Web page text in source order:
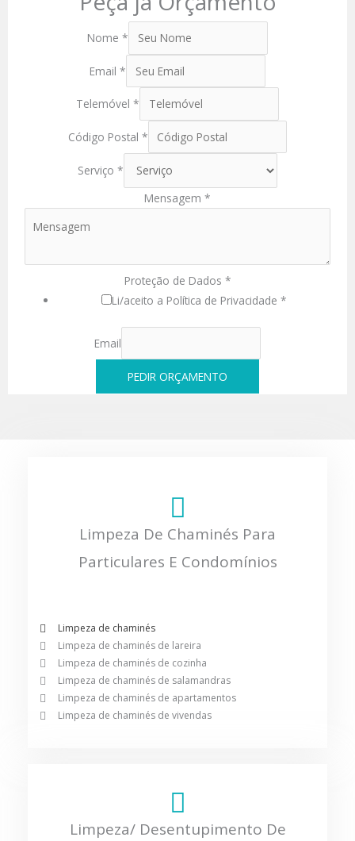
Nome*
Email*
Telemóvel*
Código Postal *
Serviço*
Mensagem *
Proteção de Dados *
Li/aceito a Política de Privacidade *
Email
PEDIR ORÇAMENTO
Limpeza De Chaminés Para
Particulares E Condomínios
Limpeza de chaminés
Limpeza de chaminés de lareira
Limpeza de chaminés de cozinha
Limpeza de chaminés de salamandras
Limpeza de chaminés de apartamentos
Limpeza de chaminés de vivendas
Limpeza/ Desentupimento De